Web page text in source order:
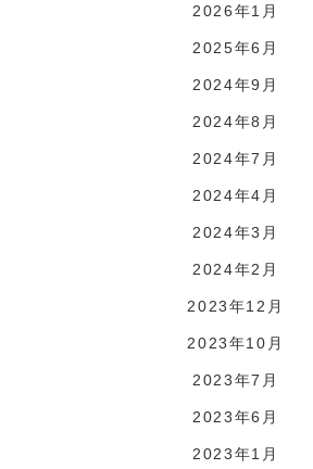
2026年1月
2025年6月
2024年9月
2024年8月
2024年7月
2024年4月
2024年3月
2024年2月
2023年12月
2023年10月
2023年7月
2023年6月
2023年1月